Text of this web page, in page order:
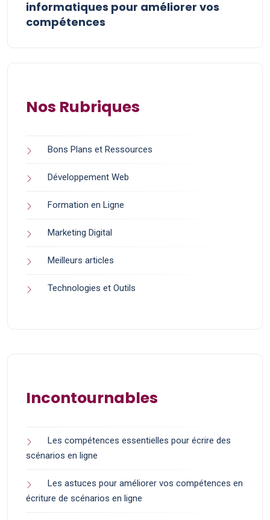
informatiques pour améliorer vos
compétences
Nos Rubriques
Bons Plans et Ressources
Développement Web
Formation en Ligne
Marketing Digital
Meilleurs articles
Technologies et Outils
Incontournables
Les compétences essentielles pour écrire des
scénarios en ligne
Les astuces pour améliorer vos compétences en
écriture de scénarios en ligne